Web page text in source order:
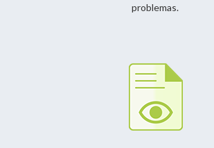
problemas.